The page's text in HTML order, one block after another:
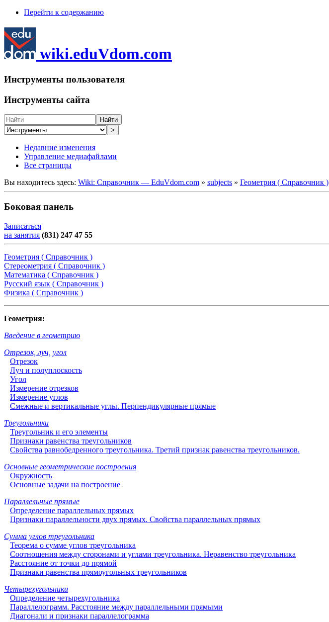
Перейти к содержанию
wiki.eduVdom.com
Инструменты пользователя
Инструменты сайта
Найти
>
Недавние изменения
Управление медиафайлами
Все страницы
Вы находитесь здесь: Wiki: Справочник — EduVdom.com » subjects » Геометрия ( Справочник )
Боковая панель
Записаться
на занятия (831) 247 47 55
Геометрия ( Справочник )
Стереометрия ( Справочник )
Математика ( Справочник )
Русский язык ( Справочник )
Физика ( Справочник )
Геометрия:
Введение в геометрию
Отрезок, луч, угол
Отрезок
Луч и полуплоскость
Угол
Измерение отрезков
Измерение углов
Смежные и вертикальные углы. Перпендикулярные прямые
Треугольники
Треугольник и его элементы
Признаки равенства треугольников
Свойства равнобедренного треугольника. Третий признак равенства треугольников.
Основные геометрические построения
Окружность
Основные задачи на построение
Параллельные прямые
Определение параллельных прямых
Признаки параллельности двух прямых. Свойства параллельных прямых
Сумма углов треугольника
Теорема о сумме углов треугольника
Соотношения между сторонами и углами треугольника. Неравенство треугольника
Расстояние от точки до прямой
Признаки равенства прямоугольных треугольников
Четырехугольники
Определение четырехугольника
Параллелограмм. Расстояние между параллельными прямыми
Диагонали и признаки параллелограмма